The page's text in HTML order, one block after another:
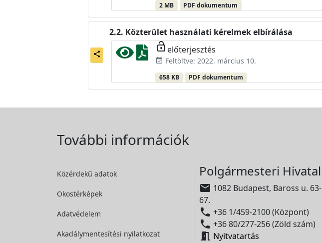
2 MB PDF dokumentum
share
Közterület használati kérelmek elbírálása
lock_open előterjesztés
event_available Feltöltve: 2022. március 10.
658 KB PDF dokumentum
További információk
Közérdekű adatok
Okostérképek
Adatvédelem
Akadálymentesítési nyilatkozat
Polgármesteri Hivatal
 1082 Budapest, Baross u. 63-
67.
 +36 1/459-2100 (Központ)
 +36 80/277-256 (Zöld szám)
 Nyitvatartás